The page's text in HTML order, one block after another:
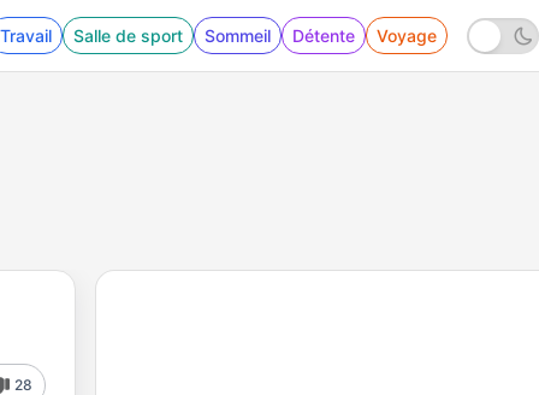
Travail Salle de sport Sommeil Détente Voyage
28